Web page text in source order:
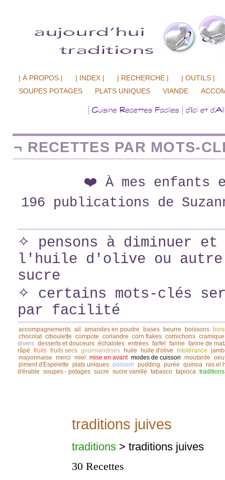
| À PROPOS | | INDEX | | RECHERCHE |
| OUTILS |
SOUPES POTAGES
PLATS UNIQUES VIANDE
¬ RECETTES PAR MOTS-
❤️ À mes enfants
196 publications de
✧ pensons à diminuer
l'huile d'olive ou autre
sucre
✧ certains mots-clés
par facilité
accompagnements ail amandes en poudre bases beurre boissons
chocolat ciboulette compote coriandre corn flakes cornichons cramique
divers desserts et douceurs échalotes entrées farfel farine farine de
râpé fruits fruits secs gourmandises huile huile d'olive intolérance
mayonnaise merci miel mise en avant modes de cuisson moutarde
piment d'Espelette plats uniques poisson pudding purée quinoa ras el
d'érable soupes - potages sucre sucre vanillé tabasco tapioca traditions
traditions juives
traditions > traditions juives
30 Recettes